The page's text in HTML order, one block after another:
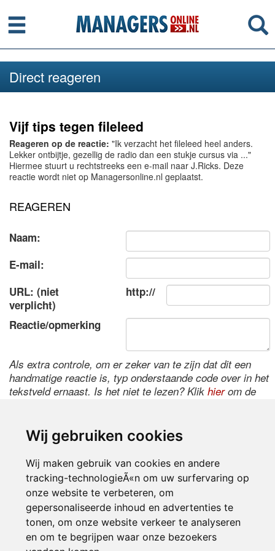
Wij gebruiken cookies
Wij maken gebruik van cookies en andere
tracking-technologieÃ«n om uw surfervaring op
onze website te verbeteren, om
gepersonaliseerde inhoud en advertenties te
tonen, om onze website verkeer te analyseren
en om te begrijpen waar onze bezoekers
Menu
Direct reageren
Vijf tips tegen fileleed
Reageren op de reactie: "Ik verzacht het fileleed heel anders.
Lekker ontbijtje, gezellig de radio dan een stukje cursus via ..."
Hiermee stuurt u rechtstreeks een e-mail naar J.Ricks. Deze
reactie wordt niet op Managersonline.nl geplaatst.
REAGEREN
Naam:
E-mail:
URL: (niet
verplicht)
http://
Reactie/opmerking
Als extra controle, om er zeker van te zijn dat dit een
handmatige reactie is, typ onderstaande code over in het
tekstveld ernaast. Is het niet te lezen? Klik hierom de
Inloggen